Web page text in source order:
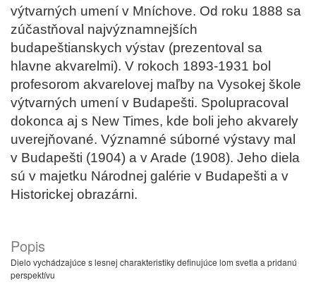
výtvarných umení v Mníchove. Od roku 1888 sa
zúčastňoval najvýznamnejších
budapeštianskych výstav (prezentoval sa
hlavne akvarelmi). V rokoch 1893-1931 bol
profesorom akvarelovej maľby na Vysokej škole
výtvarných umení v Budapešti. Spolupracoval
dokonca aj s New Times, kde boli jeho akvarely
uverejňované. Významné súborné výstavy mal
v Budapešti (1904) a v Arade (1908). Jeho diela
sú v majetku Národnej galérie v Budapešti a v
Historickej obrazárni.
Popis
Dielo vychádzajúce s lesnej charakteristiky definujúce lom svetla a pridanú
perspektívu